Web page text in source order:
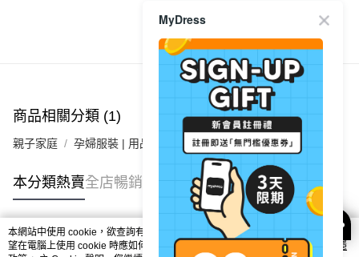
每筆HK$40.00，滿HK$350.00或以上免運費
每筆HK$40.00，滿HK$350.00或以上免運費
其他國家/地區配送 (運費只供參考，下單後客服會再聯絡酌
收實際運費)
商品推薦
商品相關分類 (1)
親子家庭 孕婦服裝 | 用品 孕哺服裝
本分類熱賣全店暢銷排行
熱門標籤
本網站中使用 cookie，欲查詢有關本網站使用 cookie 方式之詳情，及若您不希
望在電腦上使用 cookie 時應如何變更電腦的 cookie 設定，請參閱本網站「
私隱
MyDress